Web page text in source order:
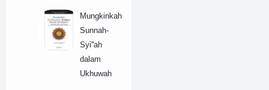
Mungkinkah
Sunnah-
Syi''ah
dalam
Ukhuwah